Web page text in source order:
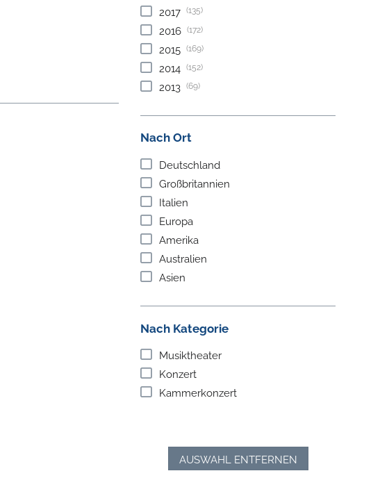
2017 (135)
2016 (172)
2015 (169)
2014 (152)
2013 (69)
Nach Ort
Deutschland
Großbritannien
Italien
Europa
Amerika
Australien
Asien
Nach Kategorie
Musiktheater
Konzert
Kammerkonzert
AUSWAHL ENTFERNEN